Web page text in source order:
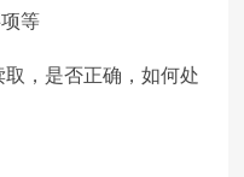
等
，是否正确，如何处